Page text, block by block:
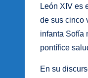
León XIV es
de sus cinco
infanta Sofía
pontífice
En su